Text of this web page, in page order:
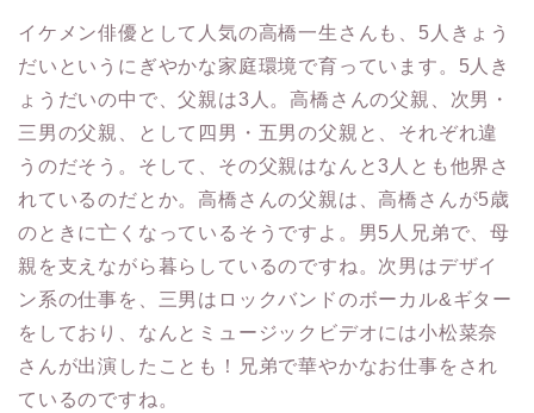
イケメン俳優として人気の高橋一生さんも、5人きょう
だいというにぎやかな家庭環境で育っています。5人き
ょうだいの中で、父親は3人。高橋さんの父親、次男・
三男の父親、として四男・五男の父親と、それぞれ違
うのだそう。そして、その父親はなんと3人とも他界さ
れているのだとか。高橋さんの父親は、高橋さんが5歳
のときに亡くなっているそうですよ。男5人兄弟で、母
親を支えながら暮らしているのですね。次男はデザイ
ン系の仕事を、三男はロックバンドのボーカル&ギター
をしており、なんとミュージックビデオには小松菜奈
さんが出演したことも！兄弟で華やかなお仕事をされ
ているのですね。